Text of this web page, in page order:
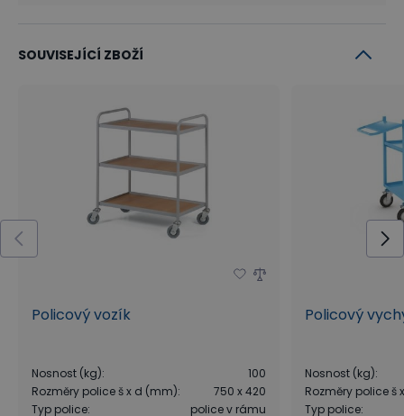
SOUVISEJÍCÍ ZBOŽÍ
Policový vozík
Nosnost (kg):
100
Rozměry police š x d (mm):
750 x 420
Typ police: police v rámu
Policový
Nosnost (kg):
Rozměry police š
Typ police: